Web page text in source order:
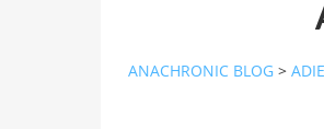
ANACHRONIC BLOG >